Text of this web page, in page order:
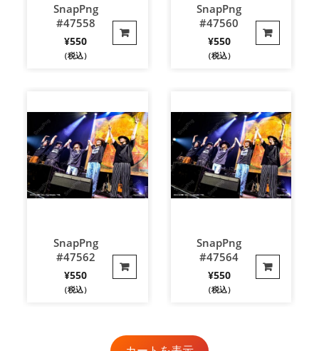
SnapPng
#47558
¥550
（税込）
SnapPng
#47560
¥550
（税込）
SnapPng
#47562
¥550
（税込）
SnapPng
#47564
¥550
（税込）